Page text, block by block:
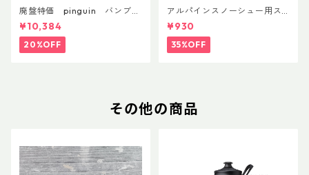
廃盤特価 pinguin バンブー
FLフォーム(ペア)
¥10,384
20%OFF
アルパインスノーシュー用ス
トラップキャッチ(ペア)
¥930
35%OFF
その他の商品